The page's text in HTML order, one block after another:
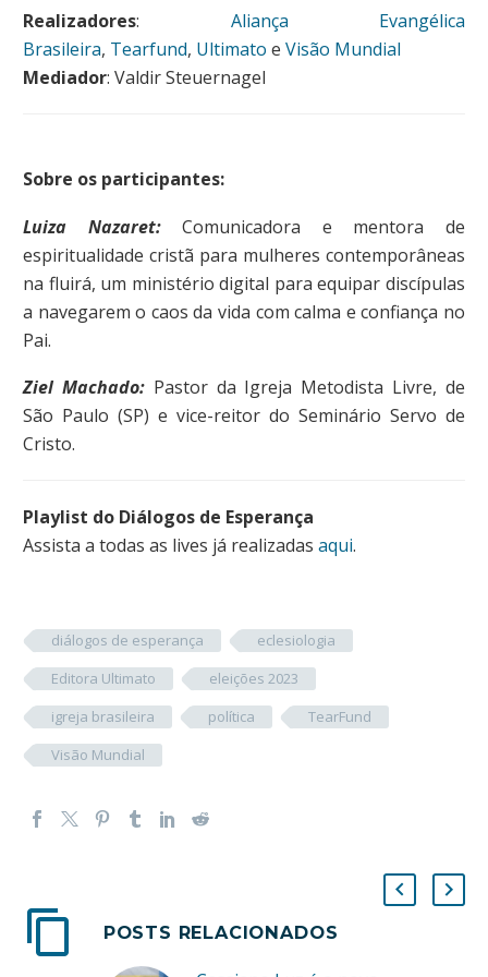
Realizadores: Aliança Evangélica
Brasileira, Tearfund, Ultimato e Visão Mundial
Mediador: Valdir Steuernagel
Sobre os participantes:
Luiza Nazaret:Comunicadora e mentora de
espiritualidade cristã para mulheres contemporâneas
na fluirá, um ministério digital para equipar discípulas
a navegarem o caos da vida com calma e confiança no
Pai.
Ziel Machado: Pastor da Igreja Metodista Livre, de
São Paulo (SP) e vice-reitor do Seminário Servo de
Cristo.
Playlist do Diálogos de Esperança
Assista a todas as lives já realizadas aqui.
diálogos de esperança
eclesiologia
Editora Ultimato
eleições 2023
igreja brasileira
política
TearFund
Visão Mundial
POSTS RELACIONADOS